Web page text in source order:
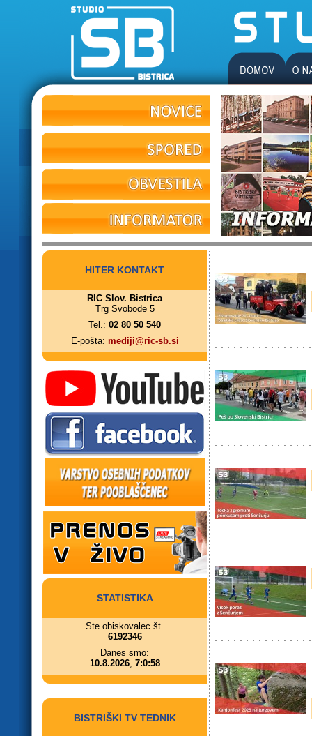
HITER KONTAKT
RIC Slov. Bistrica
Trg Svobode 5
Tel.: 02 80 50 540
E-pošta: mediji@ric-sb.si
STATISTIKA
Ste obiskovalec št.
6192346
Danes smo:
10.8.2026, 7:0:58
BISTRIŠKI TV TEDNIK